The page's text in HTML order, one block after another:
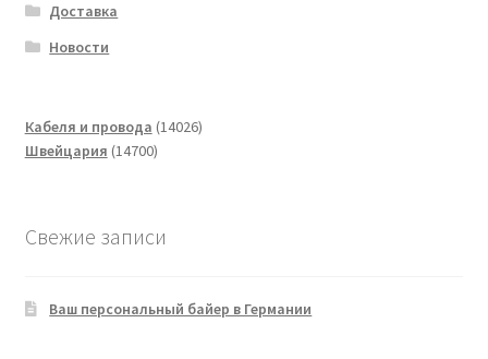
Доставка
Новости
Кабеля и провода 1402614026
Швейцария 1470014700
Свежие записи
Ваш персональный байер в Германии